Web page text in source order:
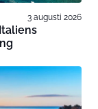
3 augusti 2026